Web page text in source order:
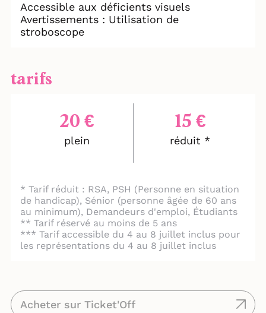
Accessible aux déficients visuels
Avertissements : Utilisation de
stroboscope
tarifs
20 €
plein
15 €
réduit *
* Tarif réduit : RSA, PSH (Personne en situation
de handicap), Sénior (personne âgée de 60 ans
au minimum), Demandeurs d'emploi, Étudiants
** Tarif réservé au moins de 5 ans
*** Tarif accessible du 4 au 8 juillet inclus pour
les représentations du 4 au 8 juillet inclus
Acheter sur Ticket'Off